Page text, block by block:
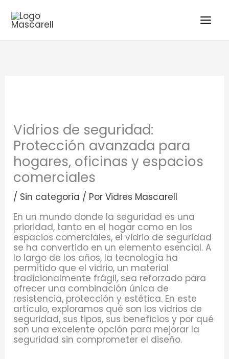
contenido
Vidrios de seguridad:
Protección avanzada para
hogares, oficinas y espacios
comerciales
/ Sin categoría / PorVidres Mascarell
En un mundo donde la seguridad es una
prioridad, tanto en el hogar como en los
espacios comerciales, el vidrio de seguridad
se ha convertido en un elemento esencial. A
lo largo de los años, la tecnología ha
permitido que el vidrio, un material
tradicionalmente frágil, sea reforzado para
ofrecer una combinación única de
resistencia, protección y estética. En este
artículo, exploramos qué son los vidrios de
seguridad, sus tipos, sus beneficios y por qué
son una excelente opción para mejorar la
seguridad sin comprometer el diseño.